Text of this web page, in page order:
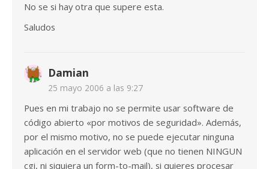
No se si hay otra que supere esta.
Saludos
Damian
25 mayo 2006 a las 9:27
Pues en mi trabajo no se permite usar software de
código abierto «por motivos de seguridad». Además,
por el mismo motivo, no se puede ejecutar ninguna
aplicación en el servidor web (que no tienen NINGUN
cgi, ni siquiera un form-to-mail), si quieres procesar